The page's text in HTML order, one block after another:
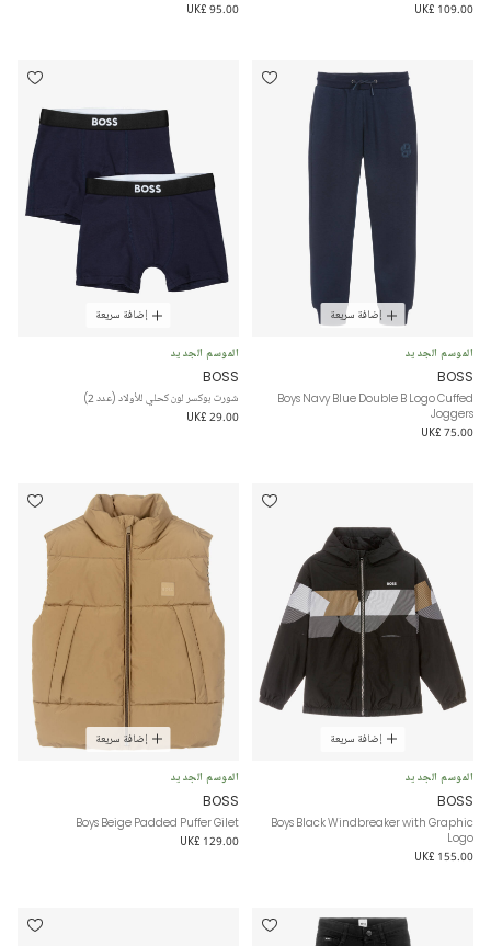
UK£ 109.00
UK£ 95.00
إضافة سريعة
الموسم الجديد
BOSS
Boys Navy Blue Double B Logo Cuffed
Joggers
UK£ 75.00
إضافة سريعة
الموسم الجديد
BOSS
شورت بوكسر لون كحلي للأولاد (عدد 2)
UK£ 29.00
إضافة سريعة
الموسم الجديد
BOSS
Boys Black Windbreaker with Graphic
Logo
UK£ 155.00
إضافة سريعة
الموسم الجديد
BOSS
Boys Beige Padded Puffer Gilet
UK£ 129.00